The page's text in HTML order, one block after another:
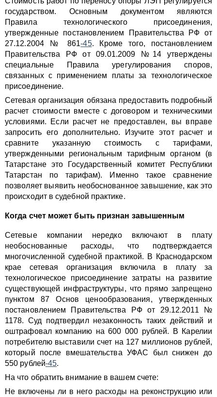
государством. Основным документом являются
Правила технологического присоединения,
утвержденные постановлением Правительства РФ от
27.12.2004 № 861-45. Кроме того, постановлением
Правительства РФ от 09.01.2009 №14 утверждены
специальные Правила урегулирования споров,
связанных с применением платы за технологическое
присоединение.
Сетевая организация обязана предоставить подробный
расчет стоимости вместе с договором и техническими
условиями. Если расчет не предоставлен, вы вправе
запросить его дополнительно. Изучите этот расчет и
сравните указанную стоимость с тарифами,
утвержденными региональным тарифным органом (в
Татарстане это Государственный комитет Республики
Татарстан по тарифам). Именно такое сравнение
позволяет выявить необоснованное завышение, как это
происходит в судебной практике.
Когда счет может быть признан завышенным
Сетевые компании нередко включают в плату
необоснованные расходы, что подтверждается
многочисленной судебной практикой. В Краснодарском
крае сетевая организация включила в плату за
технологическое присоединение затраты на развитие
существующей инфраструктуры, что прямо запрещено
пунктом 87 Основ ценообразования, утвержденных
постановлением Правительства РФ от 29.12.2011 №
1178. Суд подтвердил незаконность таких действий и
оштрафовал компанию на 600 000 рублей. В Карелии
потребителю выставили счет на 127 миллионов рублей,
который после вмешательства УФАС был снижен до
550 рублей-45.
На что обратить внимание в вашем счете:
Не включены ли в него расходы на реконструкцию или